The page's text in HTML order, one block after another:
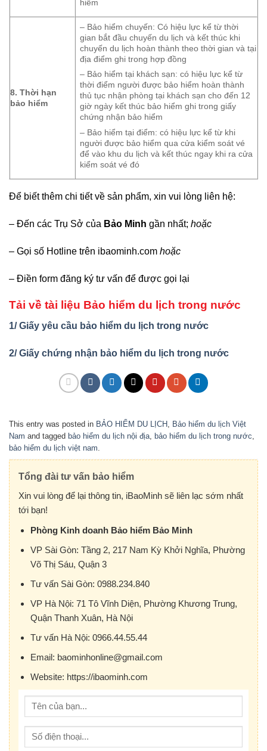
hiểm
8. Thời hạn
bảo hiểm
– Bảo hiểm chuyến: Có hiệu lực kể từ thời
gian bắt đầu chuyến du lịch và kết thúc khi
chuyến du lịch hoàn thành theo thời gian và tại
địa điểm ghi trong hợp đồng
– Bảo hiểm tại khách sạn: có hiệu lực kể từ
thời điểm người được bảo hiểm hoàn thành
thủ tục nhận phòng tại khách sạn cho đến 12
giờ ngày kết thúc bảo hiểm ghi trong giấy
chứng nhận bảo hiểm
– Bảo hiểm tại điểm: có hiệu lực kể từ khi
người được bảo hiểm qua cửa kiểm soát vé
để vào khu du lịch và kết thúc ngay khi ra cửa
kiểm soát vé đó
Để biết thêm chi tiết về sản phẩm, xin vui lòng liên hệ:
– Đến các Trụ Sở của Bảo Minh gần nhất; hoặc
– Gọi số Hotline trên ibaominh.com hoặc
– Điền form đăng ký tư vấn để được gọi lại
Tải về tài liệu Bảo hiểm du lịch trong nước
1/ Giấy yêu cầu bảo hiểm du lịch trong nước
2/ Giấy chứng nhận bảo hiểm du lịch trong nước
This entry was posted in BẢO HIỂM DU LỊCH , Bảo hiểm du lịch Việt
Nam and tagged bảo hiểm du lịch nội địa, bảo hiểm du lịch trong nước,
bảo hiểm du lịch việt nam.
Tổng đài tư vấn bảo hiểm
Xin vui lòng để lại thông tin, iBaoMinh sẽ liên lạc sớm nhất
tới bạn!
Phòng Kinh doanh Bảo hiểm Bảo Minh
VP Sài Gòn: Tầng 2, 217 Nam Kỳ Khởi Nghĩa, Phường
Võ Thị Sáu, Quận 3
Tư vấn Sài Gòn: 0988.234.840
VP Hà Nội: 71 Tô Vĩnh Diện, Phường Khương Trung,
Quận Thanh Xuân, Hà Nội
Tư vấn Hà Nội: 0966.44.55.44
Email: baominhonline@gmail.com
Website: https://ibaominh.com